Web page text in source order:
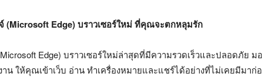
(Microsoft Edge) บราวเซอร์ใหม่ ที่คุณจะตกหลุมรัก
Edge) บราวเซอร์ใหม่ล่าสุดที่มีความรวดเร็วและปลอดภัย
าน ให้คุณเข้าเว็บ อ่าน ทำเครื่องหมายและแชร์ได้อย่างที่ไม่เคยมีมาก่